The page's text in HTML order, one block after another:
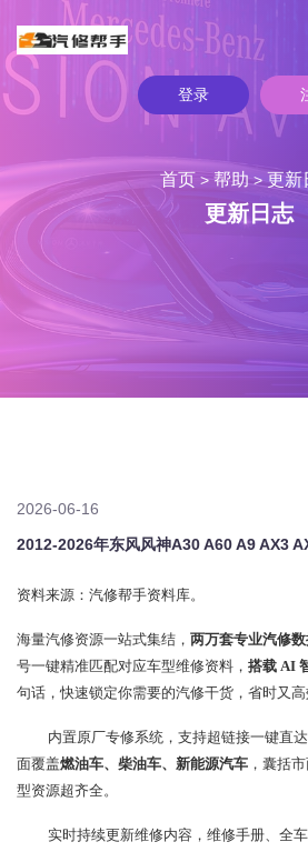
登录
首页 > 帮助>更新
更新日志
2026-06-16
资料来源：汽修帮手资料库。
海量汽修资源一站式集结， 两万套专业汽修
号一键精准匹配对应车型维修资料， 搭载 AI
句话，快速锁定你需要的汽修干货，省时又高
内置原厂专修系统，支持超链接一键直
面覆盖燃油车、柴油车、新能源汽车 ，囊括
型资源超齐全。
实时持续更新维修内容，维修手册、全